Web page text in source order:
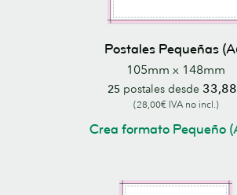
Postales Pequeñas
105mm x 148mm
25postales desde
(28,00€ IVA no incl.)
Crea formato Pequeño